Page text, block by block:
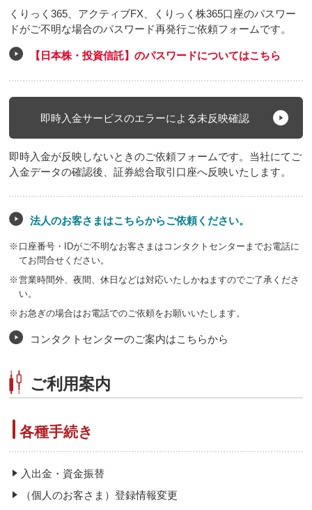
くりっく365、アクティブFX、くりっく株365口座のパスワー
ドがご不明な場合のパスワード再発行ご依頼フォームです。
【日本株・投資信託】のパスワードについてはこちら
即時入金サービスのエラーによる未反映確認
即時入金が反映しないときのご依頼フォームです。当社にてご
入金データの確認後、証券総合取引口座へ反映いたします。
法人のお客さまはこちらからご依頼ください。
※ 口座番号・IDがご不明なお客さまはコンタクトセンターまでお電話に
てお問合せください。
※ 営業時間外、夜間、休日などは対応いたしかねますのでご了承くださ
い。
※ お急ぎの場合はお電話でのご依頼をお願いいたします。
コンタクトセンターのご案内はこちらから
ご利用案内
各種手続き
入出金・資金振替
（個人のお客さま）登録情報変更